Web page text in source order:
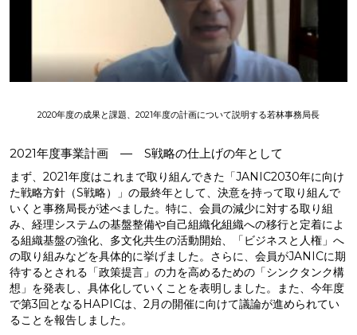
2020年度の成果と課題、2021年度の計画について説明する若林事務局長
2021年度事業計画 ― S戦略の仕上げの年として
まず、2021年度はこれまで取り組んできた「JANIC2030年に向け
た戦略方針（S戦略）」の最終年として、決意を持って取り組んで
いくと事務局長が述べました。特に、会員の減少に対する取り組
み、経理システムの基盤整備や自己組織化組織への移行と定着によ
る組織基盤の強化、多文化共生の活動開始、「ビジネスと人権」へ
の取り組みなどを具体的に挙げました。さらに、会員がJANICに期
待するとされる「政策提言」の力を高めるための「シンクタンク構
想」を発表し、具体化していくことを表明しました。また、今年度
で第3回となるHAPICは、2月の開催に向けて議論が進められてい
ることを報告しました。